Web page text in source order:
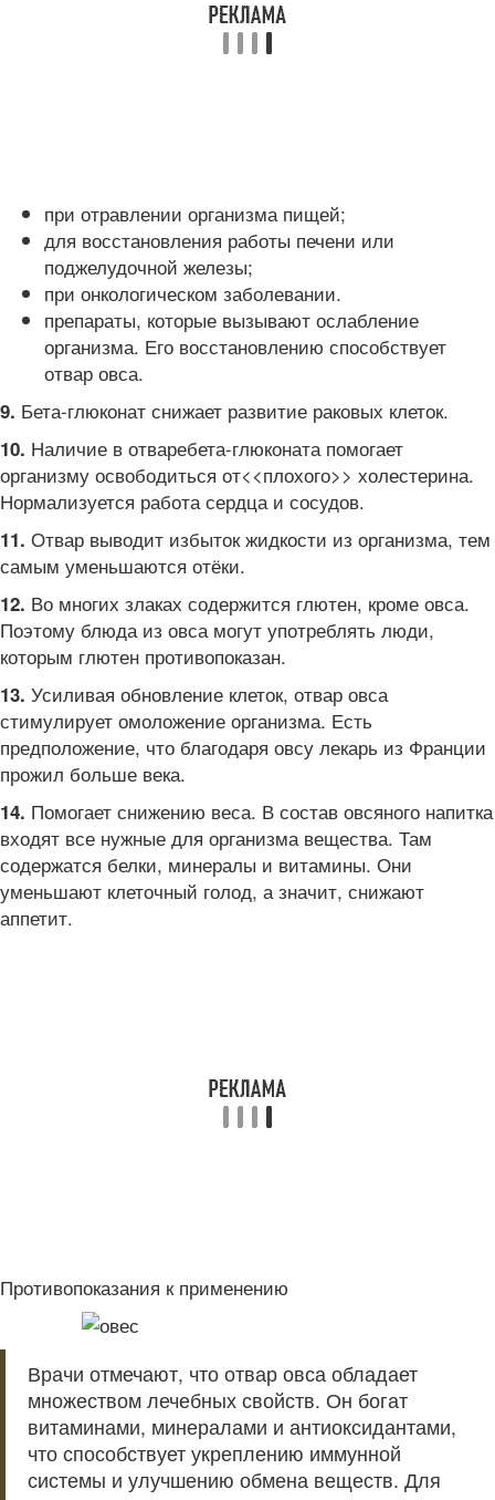
при отравлении организма пищей;
для восстановления работы печени или
поджелудочной железы;
при онкологическом заболевании.
препараты, которые вызывают ослабление
организма. Его восстановлению способствует
отвар овса.
9. Бета-глюконат снижает развитие раковых клеток.
10. Наличие в отваребета-глюконата помогает
организму освободиться от<<плохого>> холестерина.
Нормализуется работа сердца и сосудов.
11. Отвар выводит избыток жидкости из организма, тем
самым уменьшаются отёки.
12. Во многих злаках содержится глютен, кроме овса.
Поэтому блюда из овса могут употреблять люди,
которым глютен противопоказан.
13. Усиливая обновление клеток, отвар овса
стимулирует омоложение организма. Есть
предположение, что благодаря овсу лекарь из Франции
прожил больше века.
14. Помогает снижению веса. В состав овсяного напитка
входят все нужные для организма вещества. Там
содержатся белки, минералы и витамины. Они
уменьшают клеточный голод, а значит, снижают
аппетит.
Противопоказания к применению
Врачи отмечают, что отвар овса обладает
множеством лечебных свойств. Он богат
витаминами, минералами и антиоксидантами,
что способствует укреплению иммунной
системы и улучшению обмена веществ. Для